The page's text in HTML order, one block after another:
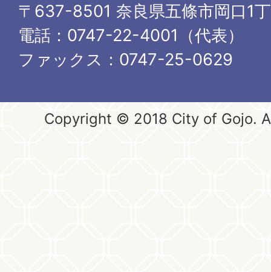
〒637-8501 奈良県五條市岡口1
電話：0747-22-4001（代表）
ファックス：0747-25-0629
Copyright © 2018 City of Gojo.